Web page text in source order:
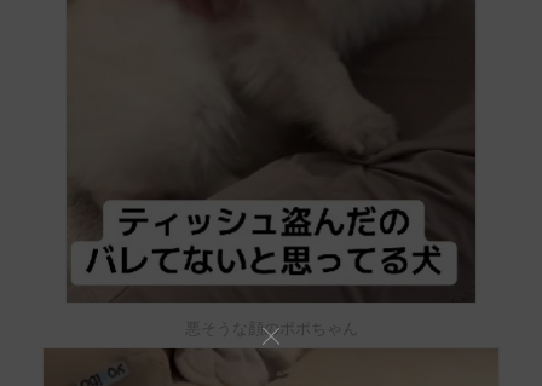
悪そうな顔のポポちゃん